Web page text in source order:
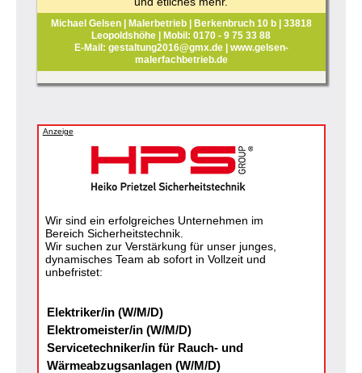
Michael Gelsen | Malerbetrieb | Berkenbruch 10 b | 33818
Leopoldshöhe | Mobil: 0170 - 9 75 33 88
E-Mail: gestaltung2016@gmx.de | www.gelsen-
malerfachbetrieb.de
Anzeige
Wir sind ein erfolgreiches Unternehmen im
Bereich Sicherheitstechnik.
Wir suchen zur Verstärkung für unser junges,
dynamisches Team ab sofort in Vollzeit und
unbefristet:
Elektriker/in (W/M/D)
Elektromeister/in (W/M/D)
Servicetechniker/in für Rauch- und
Wärmeabzugsanlagen (W/M/D)